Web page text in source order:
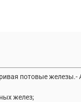
потовые
желез;